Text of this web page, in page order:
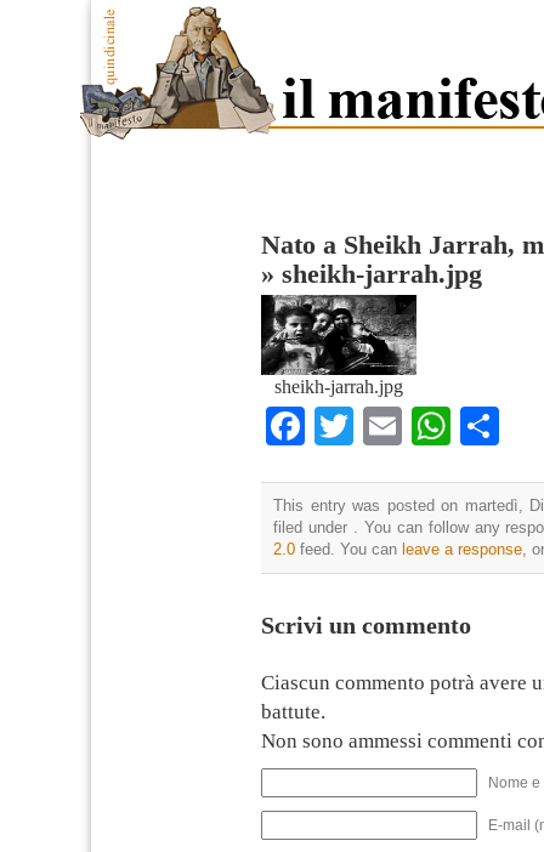
Nato a Sheikh Jarrah,
» sheikh-jarrah.jpg
sheikh-jarrah.jpg
Facebook
TwitterEmail
This entry was posted on martedì,
filed under . You can follow any
2.0 feed. You can leave a response,
Scrivi un commento
Ciascun commento potrà avere
battute.
Non sono ammessi commenti
Nome
E-mail